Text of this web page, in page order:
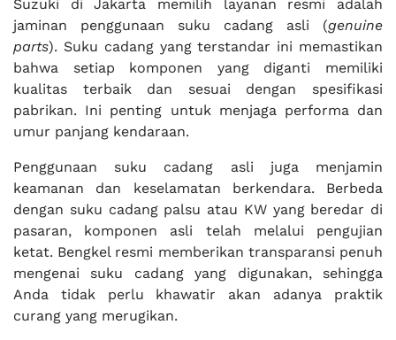
Suzuki di Jakarta memilih layanan resmi adalah
jaminan penggunaan suku cadang asli (genuine
parts). Suku cadang yang terstandar ini memastikan
bahwa setiap komponen yang diganti memiliki
kualitas terbaik dan sesuai dengan spesifikasi
pabrikan. Ini penting untuk menjaga performa dan
umur panjang kendaraan.
Penggunaan suku cadang asli juga menjamin
keamanan dan keselamatan berkendara. Berbeda
dengan suku cadang palsu atau KW yang beredar di
pasaran, komponen asli telah melalui pengujian
ketat. Bengkel resmi memberikan transparansi penuh
mengenai suku cadang yang digunakan, sehingga
Anda tidak perlu khawatir akan adanya praktik
curang yang merugikan.